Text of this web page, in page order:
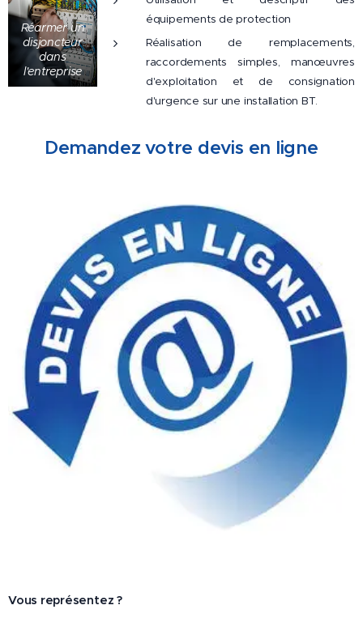
Réarmer un
disjoncteur
dans
l'entreprise
équipements de protection
Réalisation de remplacements,
raccordements simples, manœuvres
d'exploitation et de consignation
d'urgence sur une installation BT.
Demandez votre devis en ligne
Vous représentez ?